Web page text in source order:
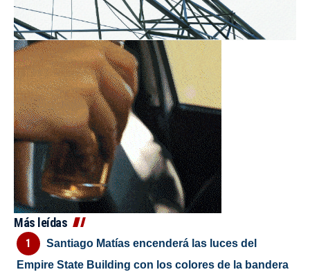
Más leídas
Santiago Matías encenderá las luces del
Empire State Building con los colores de la bandera